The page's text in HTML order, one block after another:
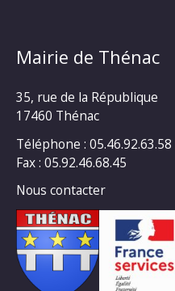
Mairie de Thénac
35, rue de la République
17460 Thénac
Téléphone : 05.46.92.63.58
Fax : 05.92.46.68.45
Nous contacter